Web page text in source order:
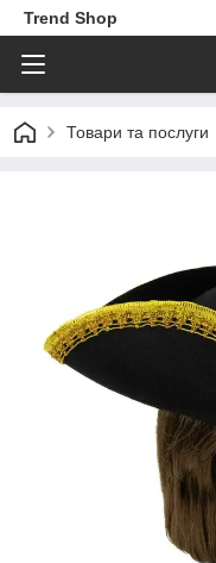
Trend Shop
Товари та послуги